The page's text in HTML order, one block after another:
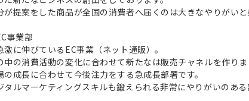
が提案をした商品が全国の消費者へ届くのは大きなやりがいと
事業部
激に伸びているEC事業（ネット通販）。
中の消費活動の変化に合わせて新たなは販売チャネルを作りま
の成長に合わせて今後注力をする急成長部署です。
タルマーケティングスキルも鍛えられる非常にやりがいのある